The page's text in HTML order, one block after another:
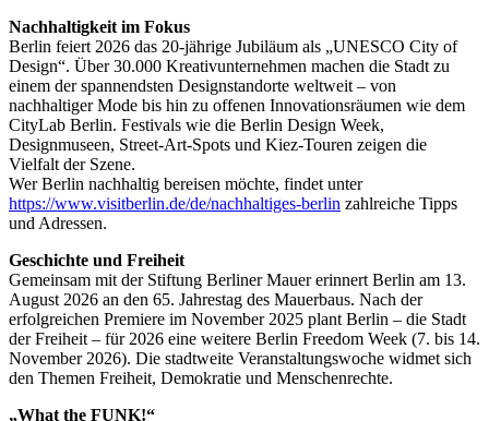
Nachhaltigkeit im Fokus
Berlin feiert 2026 das 20-jährige Jubiläum als „UNESCO City of
Design“. Über 30.000 Kreativunternehmen machen die Stadt zu
einem der spannendsten Designstandorte weltweit – von
nachhaltiger Mode bis hin zu offenen Innovationsräumen wie dem
CityLab Berlin. Festivals wie die Berlin Design Week,
Designmuseen, Street-Art-Spots und Kiez-Touren zeigen die
Vielfalt der Szene.
Wer Berlin nachhaltig bereisen möchte, findet unter
https://www.visitberlin.de/de/nachhaltiges-berlin zahlreiche Tipps
und Adressen.
Geschichte und Freiheit
Gemeinsam mit der Stiftung Berliner Mauer erinnert Berlin am 13.
August 2026 an den 65. Jahrestag des Mauerbaus. Nach der
erfolgreichen Premiere im November 2025 plant Berlin – die Stadt
der Freiheit – für 2026 eine weitere Berlin Freedom Week (7. bis 14.
November 2026). Die stadtweite Veranstaltungswoche widmet sich
den Themen Freiheit, Demokratie und Menschenrechte.
„What the FUNK!“